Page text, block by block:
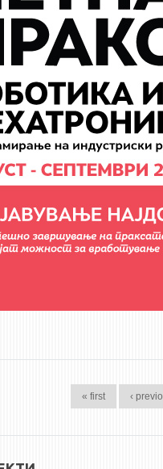
« first ‹